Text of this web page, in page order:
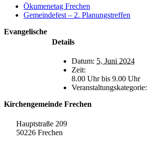
Ökumenetag Frechen
Gemeindefest – 2. Planungstreffen
Details
Datum: 5. Juni 2024
Zeit:
8.00 Uhr bis 9.00 Uhr
Veranstaltungskategorie:
Evangelische
Kirchengemeinde Frechen
Hauptstraße 209
50226 Frechen